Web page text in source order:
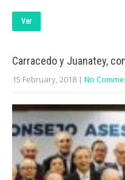
Ver
Carracedo y Juanatey,
15 February, 2018 | No